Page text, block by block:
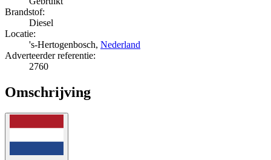
Brandstof:
Diesel
Locatie:
's-Hertogenbosch, Nederland
Adverteerder referentie:
2760
Omschrijving